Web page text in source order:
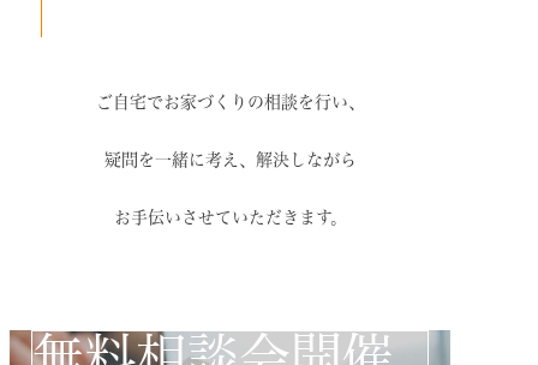
ご自宅でお家づくりの相談を行い、
疑問を一緒に考え、解決しながら
お手伝いさせていただきます。